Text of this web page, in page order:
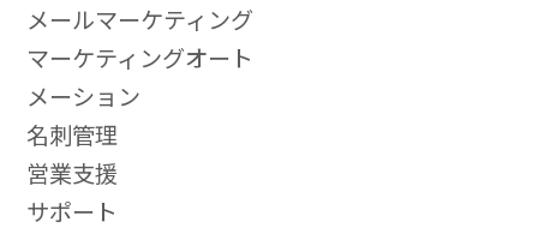
メールマーケティング
マーケティングオート
メーション
名刺管理
営業支援
サポート